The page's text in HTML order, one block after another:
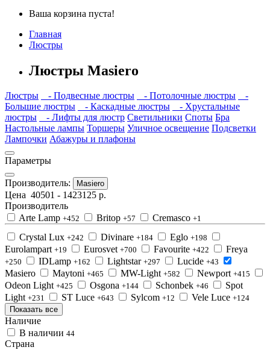
Ваша корзина пуста!
Главная
Люстры
Люстры Masiero
Люстры - Подвесные люстры - Потолочные люстры
-
Большие люстры
- Каскадные люстры
- Хрустальные
люстры
- Лифты для люстр Светильники Споты Бра
Настольные лампы Торшеры Уличное освещение Подсветки
Лампочки Абажуры и плафоны
Параметры
Производитель: Masiero
Цена 40501 - 1423125 р.
Производитель
Arte Lamp +452 Britop +57 Cremasco +1
Crystal Lux +242 Divinare +184 Eglo +198
Eurolampart +19 Eurosvet +700 Favourite +422 Freya
+250 IDLamp +162 Lightstar +297 Lucide +43
Masiero Maytoni +465 MW-Light +582 Newport +415
Odeon Light +425 Osgona +144 Schonbek +46
Spot
Light +231 ST Luce +643 Sylcom +12 Vele Luce +124
Показать все
Наличие
В наличии 44
Страна